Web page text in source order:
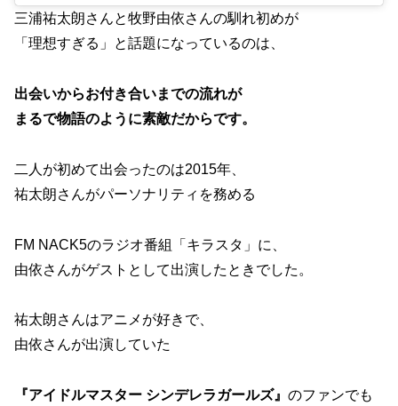
三浦祐太朗さんと牧野由依さんの馴れ初めが
「理想すぎる」と話題になっているのは、
出会いからお付き合いまでの流れが
まるで物語のように素敵だからです。
二人が初めて出会ったのは2015年、
祐太朗さんがパーソナリティを務める
FM NACK5のラジオ番組「キラスタ」に、
由依さんがゲストとして出演したときでした。
祐太朗さんはアニメが好きで、
由依さんが出演していた
『アイドルマスター シンデレラガールズ』 のファンでも